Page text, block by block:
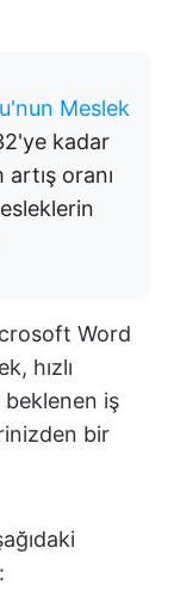
Meslek
kadar
oranı
Word
hızlı
beklenen iş
bir